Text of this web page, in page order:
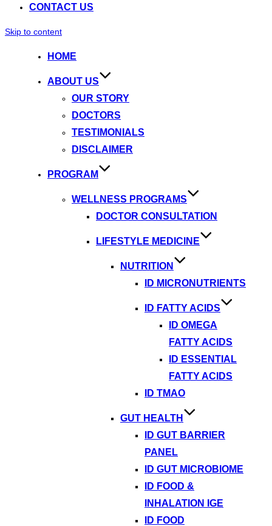
CONTACT US
Skip to content
HOME
ABOUT US
OUR STORY
DOCTORS
TESTIMONIALS
DISCLAIMER
PROGRAM
WELLNESS PROGRAMS
DOCTOR CONSULTATION
LIFESTYLE MEDICINE
NUTRITION
ID MICRONUTRIENTS
ID FATTY ACIDS
ID OMEGA
FATTY ACIDS
ID ESSENTIAL
FATTY ACIDS
ID TMAO
GUT HEALTH
ID GUT BARRIER
PANEL
ID GUT MICROBIOME
ID FOOD &
INHALATION IGE
ID FOOD